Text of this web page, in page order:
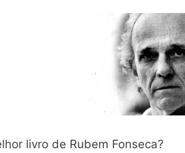
livro de Rubem Fonseca?